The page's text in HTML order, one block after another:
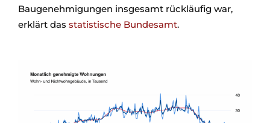
Baugenehmigungen insgesamt rückläufig war,
erklärt das statistische Bundesamt.